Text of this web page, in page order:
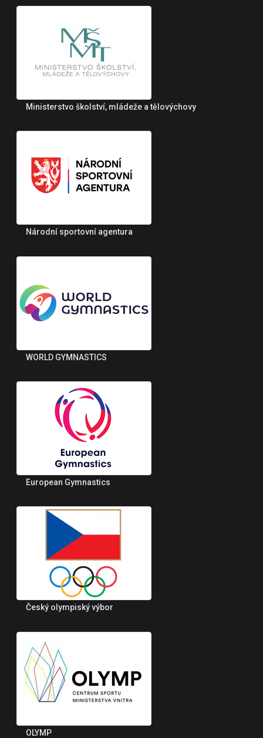
Ministerstvo školství, mládeže a tělovýchovy
Národní sportovní agentura
WORLD GYMNASTICS
European Gymnastics
Český olympiský výbor
OLYMP